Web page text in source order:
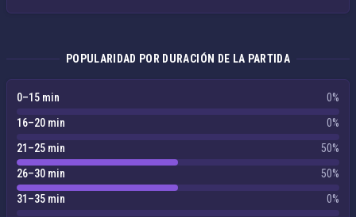
POPULARIDAD POR DURACIÓN DE LA PARTIDA
0–15 min
0%
16–20 min
0%
21–25 min
50%
26–30 min
50%
31–35 min
0%